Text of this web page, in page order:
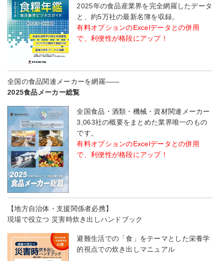
2025年の食品産業界を完全網羅したデータ
と、約5万社の最新名簿を収録。
有料オプションのExcelデータとの併用
で、利便性が格段にアップ！
全国の食品関連メーカーを網羅――
2025食品メーカー総覧
全国食品・酒類・機械・資材関連メーカー
3,063社の概要をまとめた業界唯一のもの
です。
有料オプションのExcelデータとの併用
で、利便性が格段にアップ！
【地方自治体・支援関係者必携】
現場で役立つ 災害時炊き出しハンドブック
避難生活での「食」をテーマとした栄養学
的視点での炊き出しマニュアル